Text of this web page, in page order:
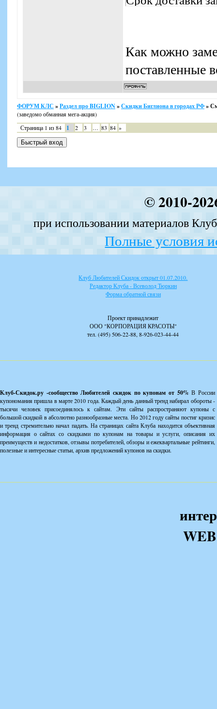
Как можно
поставленные
ФОРУМ КЛС »Раздел про BIGLION»Скидки Биглиона в городах РФ»
(заведомо обманная мега-акция)
Страница 1 из84 1 2 3 … 83 84 »
© 2010-
при использовании материалов
Полные условия
Клуб Любителей Скидок открыт 01.07.2010.
Редактор Клуба - Всеволод Тюркин
Форма обратной связи
Проект принадлежит
ООО "КОРПОРАЦИЯ КРАСОТЫ"
тел. (495) 506-22-88, 8-926-023-44-44
Клуб-Скидок.ру -сообщество Любителей скидок по купонам от 50%В России
купономания пришла в марте 2010 года. Каждый день данный тренд набирал обороты -
тысячи человек присоединялось к сайтам. Эти сайты распространяют купоны с
большой скидкой в абсолютно разнообразные места. Но 2012 году сайты постиг кризис
и тренд стремительно начал падать. На страницах сайта Клуба находится объективная
информация о сайтах со скидками по купонам на товары и услуги, описания их
преимуществ и недостатков, отзывы потребителей, обзоры и ежеквартальные рейтинги,
полезные и интересные статьи, архив предложений купонов на скидки.